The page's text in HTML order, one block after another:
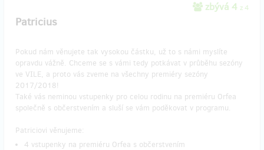
zbývá 4 z 4
Patricius
Pokud nám věnujete tak vysokou částku, už to s námi myslíte
opravdu vážně. Chceme se s vámi tedy potkávat v průběhu sezóny
ve VILE, a proto vás zveme na všechny premiéry sezóny
2017/2018!
Také vás neminou vstupenky pro celou rodinu na premiéru Orfea
společně s občerstvením a sluší se vám poděkovat v programu.
Patriciovi věnujeme:
4 vstupenky na premiéru Orfea s občerstvením